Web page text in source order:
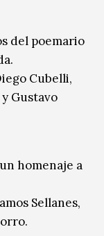
del poemario
Cubelli,
Gustavo
homenaje a
Sellanes,